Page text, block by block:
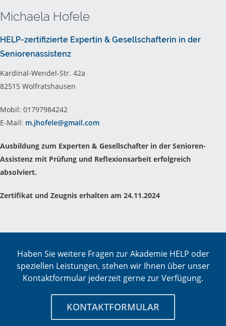
Michaela Hofele
HELP-zertifizierte Expertin & Gesellschafterin in der
Seniorenassistenz
Kardinal-Wendel-Str. 42a
82515 Wolfratshausen
Mobil: 01797984242
E-Mail: m.jhofele@gmail.com
Ausbildung zum Experten & Gesellschafter in der Senioren-
Assistenz mit Prüfung und Reflexionsarbeit erfolgreich
absolviert.
Zertifikat und Zeugnis erhalten am 24.11.2024
Haben Sie weitere Fragen zur Akademie HELP oder
speziellen Leistungen, stehen wir Ihnen über unser
Kontaktformular jederzeit gerne zur Verfügung.
KONTAKTFORMULAR